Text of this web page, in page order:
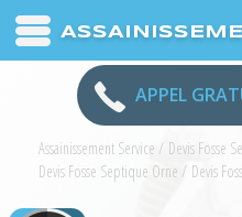
APPEL
Assainissement Service / Devis Fosse
Devis Fosse Septique Orne / Devis